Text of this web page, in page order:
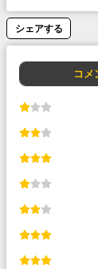
シェアする
コメ